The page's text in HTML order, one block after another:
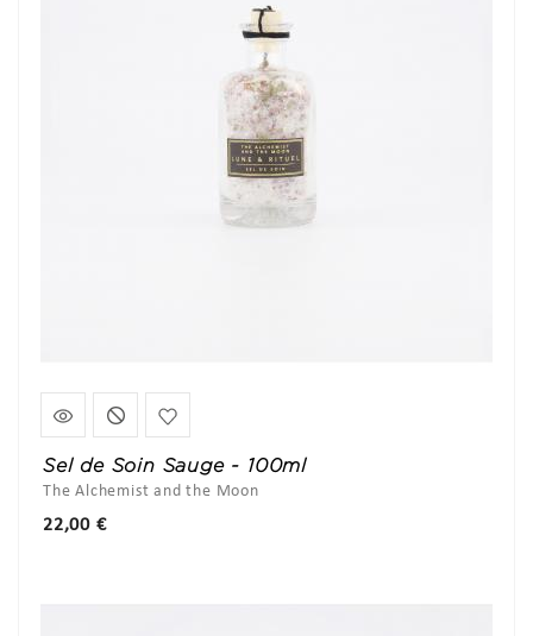
Sel de Soin Sauge - 100ml
The Alchemist and the Moon
22,00 €